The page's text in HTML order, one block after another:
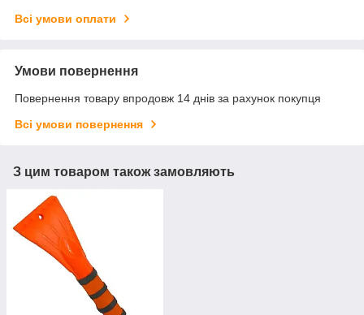
Всі умови оплати
Умови повернення
Повернення товару впродовж 14 днів за рахунок покупця
Всі умови повернення
З цим товаром також замовляють